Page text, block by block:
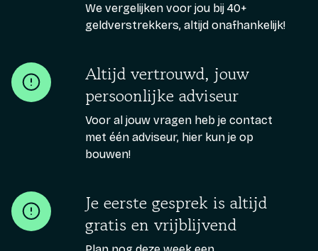
We vergelijken voor jou bij 40+
geldverstrekkers, altijd onafhankelijk!
Altijd vertrouwd, jouw
persoonlijke adviseur
Voor al jouw vragen heb je contact
met één adviseur, hier kun je op
bouwen!
Je eerste gesprek is altijd
gratis en vrijblijvend